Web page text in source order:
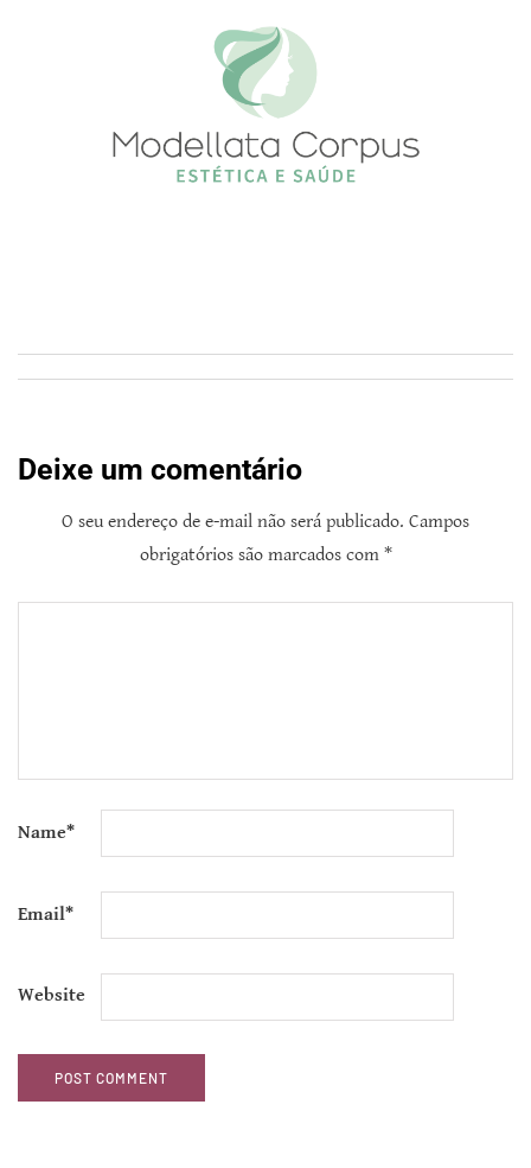
Deixe um comentário
O seu endereço de e-mail não será publicado. Campos
obrigatórios são marcados com *
Name*
Email*
Website